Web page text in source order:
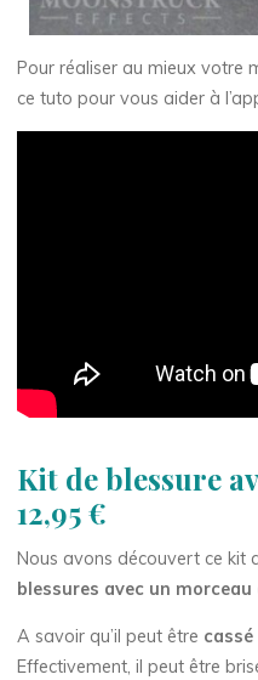
Pour réaliser au mieux votre
ce tuto pour vous aider à
Kit de blessure
12,95 €
Nous avons découvert ce kit
blessures avec un
A savoir qu’il peut être
Effectivement, il peut être